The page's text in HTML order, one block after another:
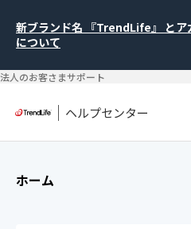
新ブランド名 『TrendLife』 とア
について
法人のお客さまサポート
ヘルプセンター
ホーム